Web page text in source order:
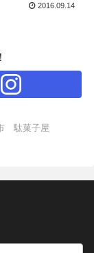
2016.09.14
駄菓子屋